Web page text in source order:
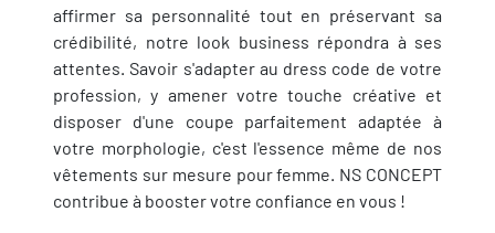
affirmer sa personnalité tout en préservant sa
crédibilité, notre look business répondra à ses
attentes. Savoir s'adapter au dress code de votre
profession, y amener votre touche créative et
disposer d'une coupe parfaitement adaptée à
votre morphologie, c'est l'essence même de nos
vêtements sur mesure pour femme. NS CONCEPT
contribue à booster votre confiance en vous !